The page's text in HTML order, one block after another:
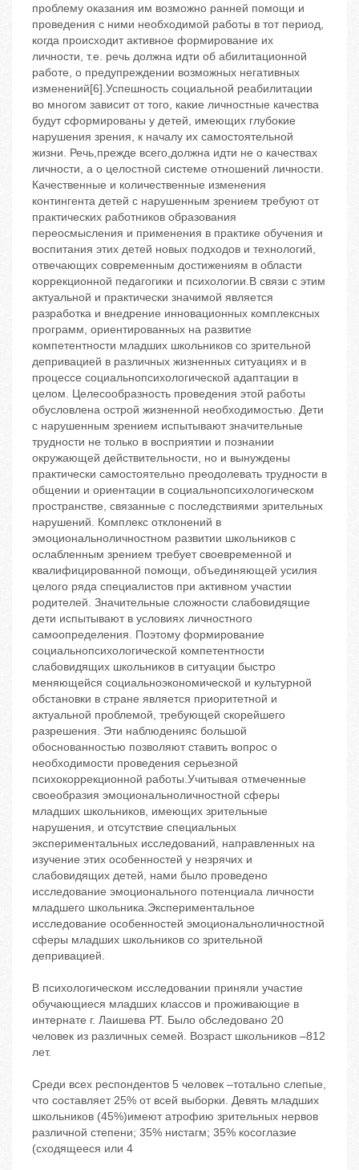
проблему оказания им возможно ранней помощи и
проведения с ними необходимой работы в тот период,
когда происходит активное формирование их
личности, т.е. речь должна идти об абилитационной
работе, о предупреждении возможных негативных
изменений[6].Успешность социальной реабилитации
во многом зависит от того, какие личностные качества
будут сформированы у детей, имеющих глубокие
нарушения зрения, к началу их самостоятельной
жизни. Речь,прежде всего,должна идти не о качествах
личности, а о целостной системе отношений личности.
Качественные и количественные изменения
контингента детей с нарушенным зрением требуют от
практических работников образования
переосмысления и применения в практике обучения и
воспитания этих детей новых подходов и технологий,
отвечающих современным достижениям в области
коррекционной педагогики и психологии.В связи с этим
актуальной и практически значимой является
разработка и внедрение инновационных комплексных
программ, ориентированных на развитие
компетентности младших школьников со зрительной
депривацией в различных жизненных ситуациях и в
процессе социальнопсихологической адаптации в
целом. Целесообразность проведения этой работы
обусловлена острой жизненной необходимостью. Дети
с нарушенным зрением испытывают значительные
трудности не только в восприятии и познании
окружающей действительности, но и вынуждены
практически самостоятельно преодолевать трудности в
общении и ориентации в социальнопсихологическом
пространстве, связанные с последствиями зрительных
нарушений. Комплекс отклонений в
эмоциональноличностном развитии школьников с
ослабленным зрением требует своевременной и
квалифицированной помощи, объединяющей усилия
целого ряда специалистов при активном участии
родителей. Значительные сложности слабовидящие
дети испытывают в условиях личностного
самоопределения. Поэтому формирование
социальнопсихологической компетентности
слабовидящих школьников в ситуации быстро
меняющейся социальноэкономической и культурной
обстановки в стране является приоритетной и
актуальной проблемой, требующей скорейшего
разрешения. Эти наблюденияс большой
обоснованностью позволяют ставить вопрос о
необходимости проведения серьезной
психокоррекционной работы.Учитывая отмеченные
своеобразия эмоциональноличностной сферы
младших школьников, имеющих зрительные
нарушения, и отсутствие специальных
экспериментальных исследований, направленных на
изучение этих особенностей у незрячих и
слабовидящих детей, нами было проведено
исследование эмоционального потенциала личности
младшего школьника.Экспериментальное
исследование особенностей эмоциональноличностной
сферы младших школьников со зрительной
депривацией.
В психологическом исследовании приняли участие
обучающиеся младших классов и проживающие в
интернате г. Лаишева РТ. Было обследовано 20
человек из различных семей. Возраст школьников –812
лет.
Среди всех респондентов 5 человек –тотально слепые,
что составляет 25% от всей выборки. Девять младших
школьников (45%)имеют атрофию зрительных нервов
различной степени; 35% нистагм; 35% косоглазие
(сходящееся или 4